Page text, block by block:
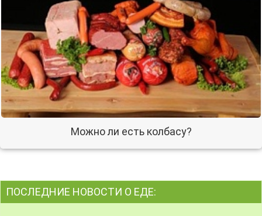
Можно ли есть колбасу?
ПОСЛЕДНИЕ НОВОСТИ О ЕДЕ: